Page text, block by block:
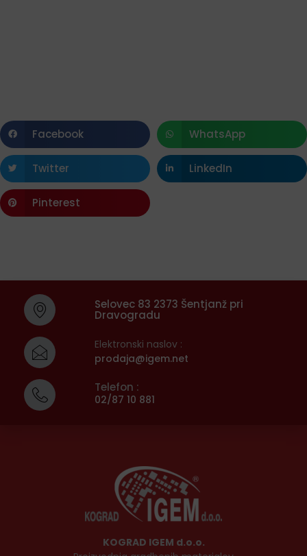
Facebook WhatsApp
Twitter LinkedIn
Pinterest
Selovec 83 2373 Šentjanž pri
Dravogradu
Elektronski naslov :
prodaja@igem.net
Telefon :
02/87 10 881
KOGRAD IGEM d.o.o.